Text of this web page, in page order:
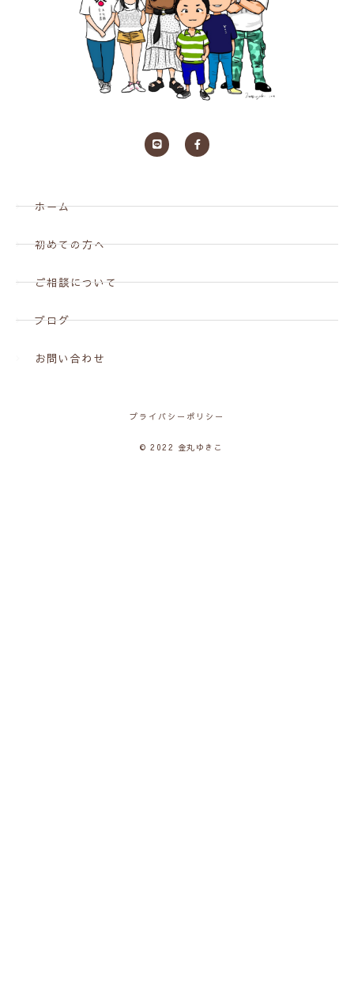
ホーム
初めての方へ
ご相談について
ブログ
お問い合わせ
プライバシーポリシー
© 2022 金丸ゆきこ